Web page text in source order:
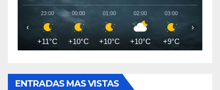
23:00
+11°C
00:00
+10°C
01:00
+10°C
02:00
+10°C
03:00
+9°C +9°C
‹ ›
ENTRADAS MAS VISTAS